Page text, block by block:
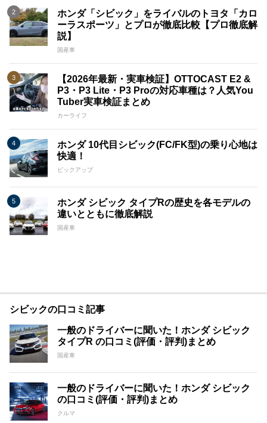
ホンダ「シビック」をライバルのトヨタ「カロ
ーラスポーツ」とプロが徹底比較【プロ徹底解
説】
国産車
【2026年最新・実車検証】OTTOCAST E2 &
P3・P3 Lite・P3 Proの対応車種は？人気You
Tuber実車検証まとめ
カーライフ
ホンダ 10代目シビック(FC/FK型)の乗り心地は
快適！
ピックアップ
ホンダ シビック タイプRの歴史を各モデルの
違いとともに徹底解説
国産車
シビックの口コミ記事
一般のドライバーに聞いた！ホンダ シビック
タイプR の口コミ(評価・評判)まとめ
国産車
一般のドライバーに聞いた！ホンダ シビック
の口コミ(評価・評判)まとめ
クルマ